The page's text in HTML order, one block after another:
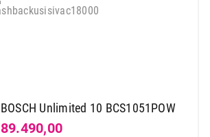
BOSCH Unlimited 10 BCS1051POW
89.490,00